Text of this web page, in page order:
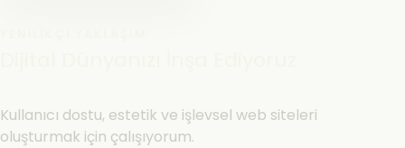
Kullanıcı dostu, estetik ve işlevsel web siteleri
oluşturmak için çalışıyorum.